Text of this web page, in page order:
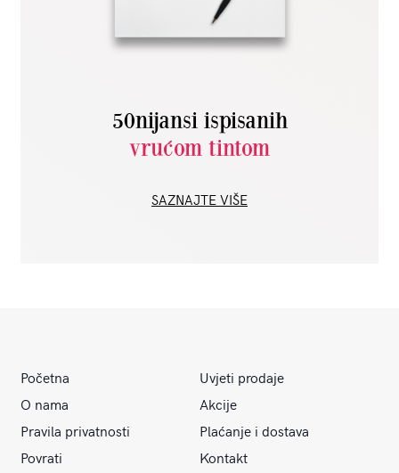
50nijansi ispisanih
vrućom tintom
SAZNAJTE VIŠE
Početna
Uvjeti prodaje
O nama
Akcije
Pravila privatnosti
Plaćanje i dostava
Povrati
Kontakt